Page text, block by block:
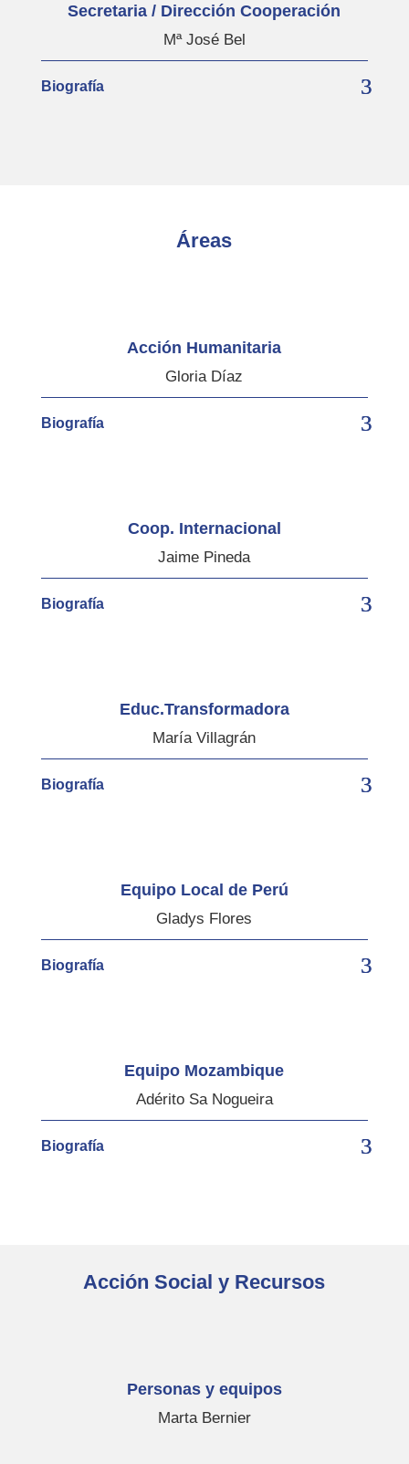
Secretaria / Dirección Cooperación
Mª José Bel
Biografía
Áreas
Acción Humanitaria
Gloria Díaz
Biografía
Coop. Internacional
Jaime Pineda
Biografía
Educ.Transformadora
María Villagrán
Biografía
Equipo Local de Perú
Gladys Flores
Biografía
Equipo Mozambique
Adérito Sa Nogueira
Biografía
Acción Social y Recursos
Personas y equipos
Marta Bernier